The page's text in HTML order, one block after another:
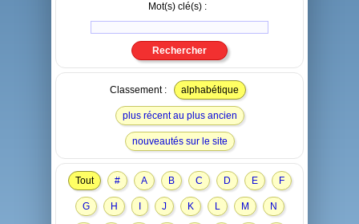
Mot(s) clé(s) :
Classement : alphabétique
plus récent au plus ancien
nouveautés sur le site
Tout # A B C D E F
G H J K L M N